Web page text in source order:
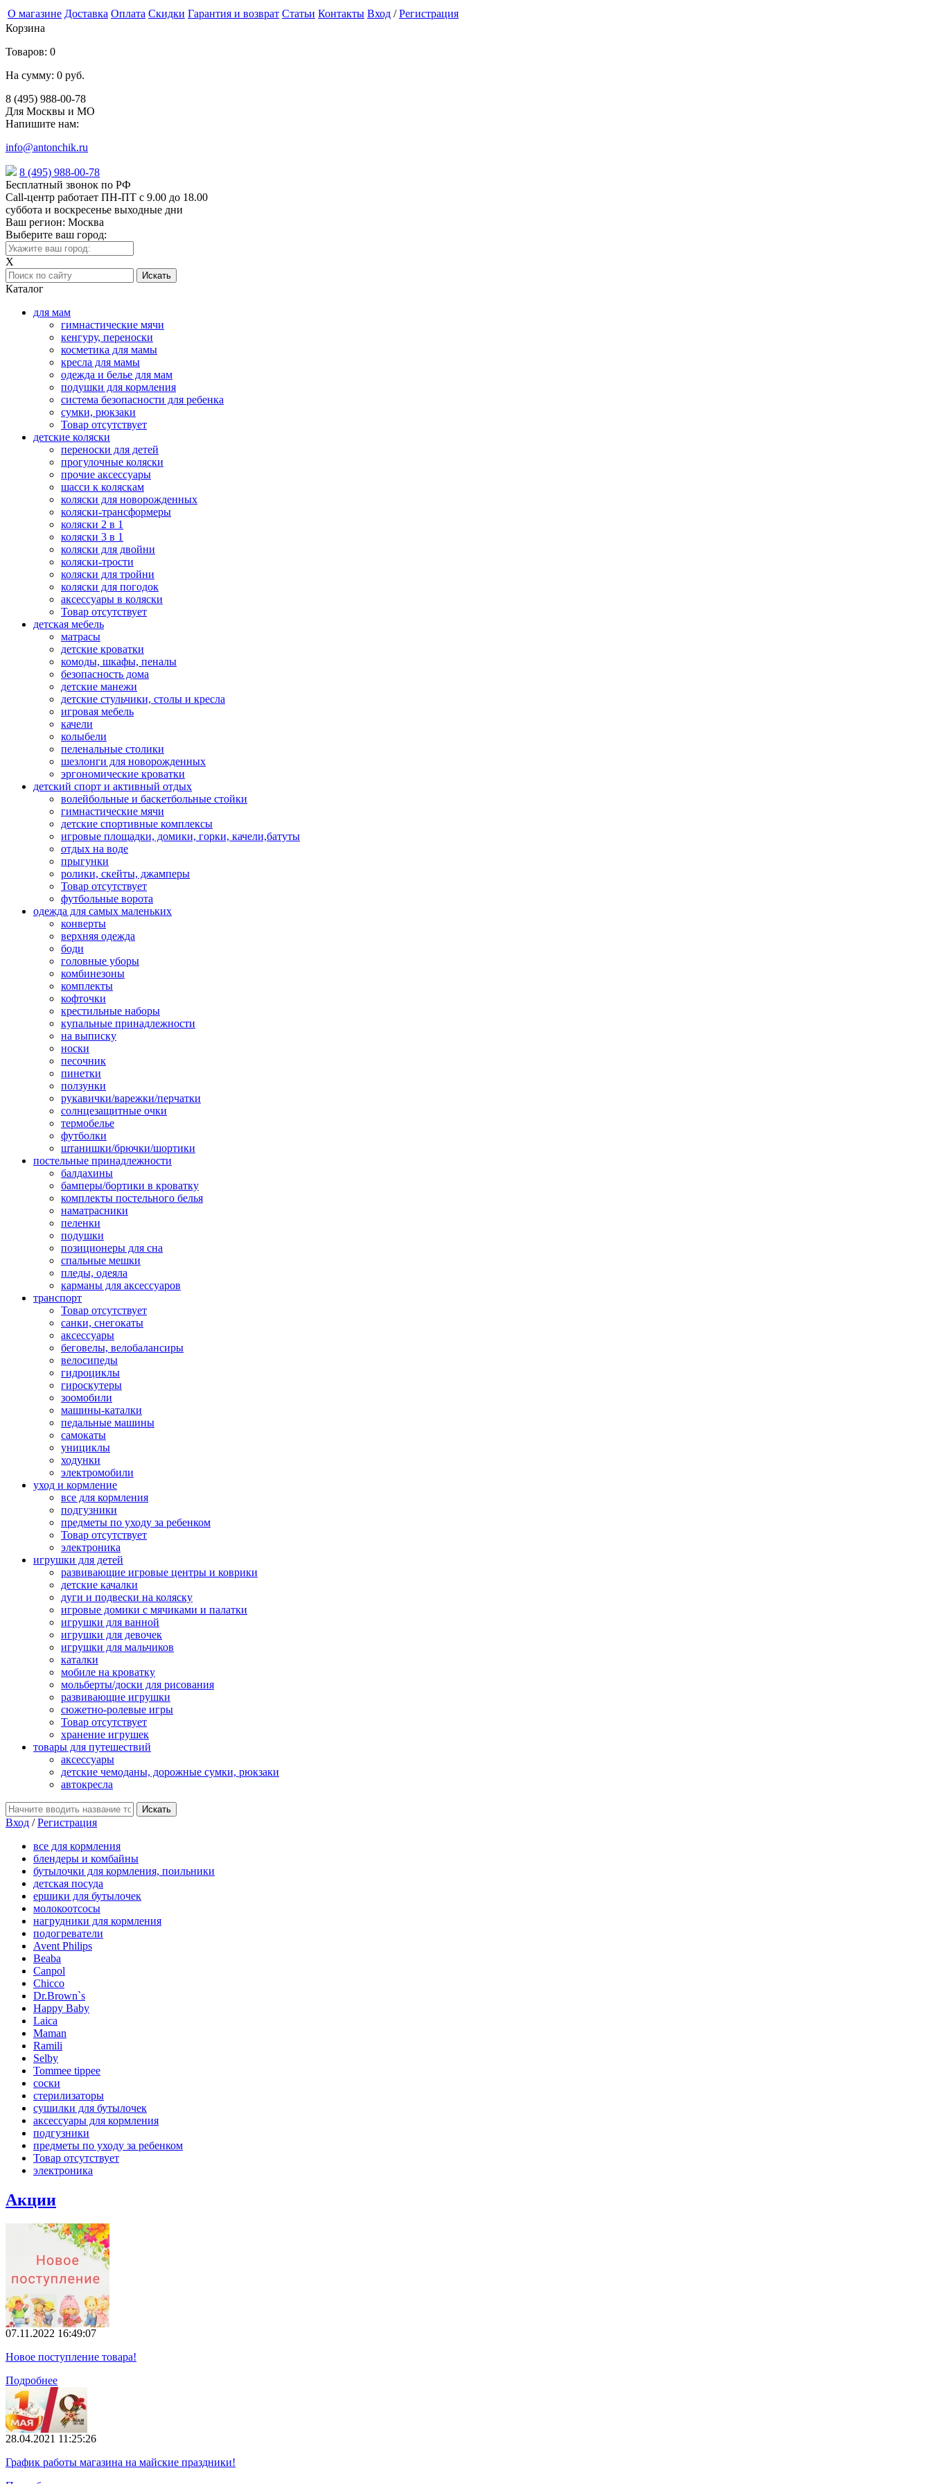
О магазине Доставка Оплата Скидки Гарантия и возврат Статьи Контакты Вход /Регистрация
Корзина
Товаров: 0
На сумму: 0 руб.
8 (495) 988-00-78
Для Москвы и МО
Напишите нам:
info@antonchik.ru
8 (495) 988-00-78
Бесплатный звонок по РФ
Call-центр работает ПН-ПТ с 9.00 до 18.00
суббота и воскресенье выходные дни
Ваш регион: Москва
Выберите ваш город:
X
Каталог
для мам
гимнастические мячи
кенгуру, переноски
косметика для мамы
кресла для мамы
одежда и белье для мам
подушки для кормления
система безопасности для ребенка
сумки, рюкзаки
Товар отсутствует
детские коляски
переноски для детей
прогулочные коляски
прочие аксессуары
шасси к коляскам
коляски для новорожденных
коляски-трансформеры
коляски 2 в 1
коляски 3 в 1
коляски для двойни
коляски-трости
коляски для тройни
коляски для погодок
аксессуары в коляски
Товар отсутствует
детская мебель
матрасы
детские кроватки
комоды, шкафы, пеналы
безопасность дома
детские манежи
детские стульчики, столы и кресла
игровая мебель
качели
колыбели
пеленальные столики
шезлонги для новорожденных
эргономические кроватки
детский спорт и активный отдых
волейбольные и баскетбольные стойки
гимнастические мячи
детские спортивные комплексы
игровые площадки, домики, горки, качели,батуты
отдых на воде
прыгунки
ролики, скейты, джамперы
Товар отсутствует
футбольные ворота
одежда для самых маленьких
конверты
верхняя одежда
боди
головные уборы
комбинезоны
комплекты
кофточки
крестильные наборы
купальные принадлежности
на выписку
носки
песочник
пинетки
ползунки
рукавички/варежки/перчатки
солнцезащитные очки
термобелье
футболки
штанишки/брючки/шортики
постельные принадлежности
балдахины
бамперы/бортики в кроватку
комплекты постельного белья
наматрасники
пеленки
подушки
позиционеры для сна
спальные мешки
пледы, одеяла
карманы для аксеcсуаров
транспорт
Товар отсутствует
санки, снегокаты
аксессуары
беговелы, велобалансиры
велосипеды
гидроциклы
гироскутеры
зоомобили
машины-каталки
педальные машины
самокаты
унициклы
ходунки
электромобили
уход и кормление
все для кормления
подгузники
предметы по уходу за ребенком
Товар отсутствует
электроника
игрушки для детей
развивающие игровые центры и коврики
детские качалки
дуги и подвески на коляску
игровые домики с мячиками и палатки
игрушки для ванной
игрушки для девочек
игрушки для мальчиков
каталки
мобиле на кроватку
мольберты/доски для рисования
развивающие игрушки
сюжетно-ролевые игры
Товар отсутствует
хранение игрушек
товары для путешествий
аксессуары
детские чемоданы, дорожные сумки, рюкзаки
автокресла
Вход /Регистрация
все для кормления
блендеры и комбайны
бутылочки для кормления, поильники
детская посуда
ершики для бутылочек
молокоотсосы
нагрудники для кормления
подогреватели
Avent Philips
Beaba
Canpol
Chicco
Dr.Brown`s
Happy Baby
Laica
Maman
Ramili
Selby
Tommee tippee
соски
стерилизаторы
сушилки для бутылочек
аксессуары для кормления
подгузники
предметы по уходу за ребенком
Товар отсутствует
электроника
Акции
07.11.2022 16:49:07
Новое поступление товара!
Подробнее
28.04.2021 11:25:26
График работы магазина на майские праздники!